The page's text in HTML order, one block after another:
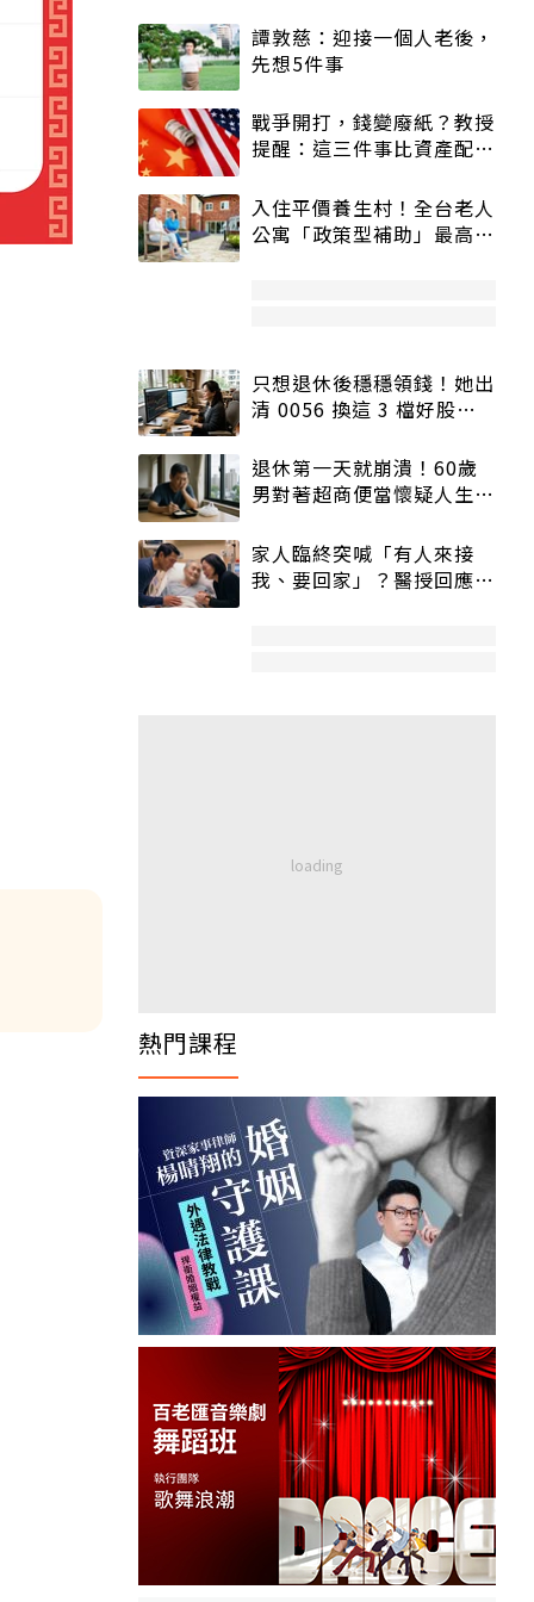
譚敦慈：迎接一個人老後，
先想5件事
戰爭開打，錢變廢紙？教授
提醒：這三件事比資產配置
入住平價養生村！全台老人
公寓「政策型補助」最高打
只想退休後穩穩領錢！她出
清 0056 換這 3 檔好股：
退休第一天就崩潰！60歲
男對著超商便當懷疑人生
家人臨終突喊「有人來接
我、要回家」？醫授回應方
熱門課程